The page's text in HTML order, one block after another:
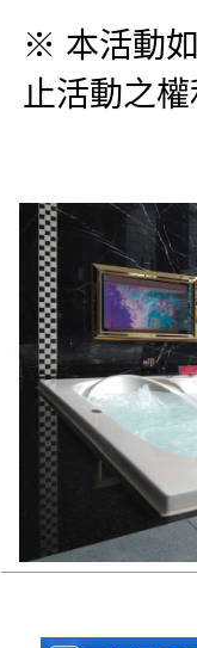
※ 本活動
止活動之